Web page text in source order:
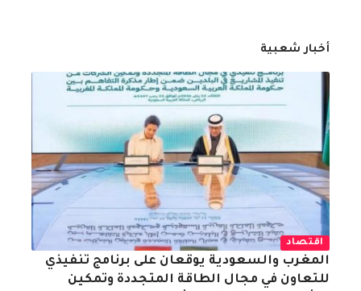
أخبار شعبية
اقتصاد
المغرب والسعودية يوقعان على برنامج تنفيذي
للتعاون في مجال الطاقة المتجددة وتمكين